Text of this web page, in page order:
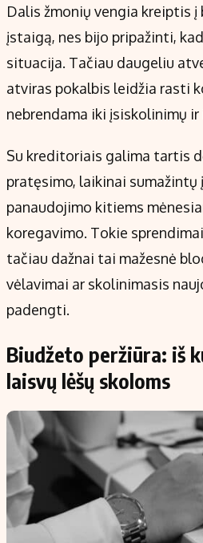
Dalis žmonių vengia kreiptis į
įstaigą, nes bijo pripažinti,
situacija. Tačiau daugeliu
atviras pokalbis leidžia rasti
nebrendama iki įsiskolinimų ir
Su kreditoriais galima tartis
pratęsimo, laikinai sumažintų
panaudojimo kitiems
koregavimo. Tokie
tačiau dažnai tai mažesnė
vėlavimai ar skolinimasis
padengti.
Biudžeto peržiūra: iš
laisvų lėšų skoloms